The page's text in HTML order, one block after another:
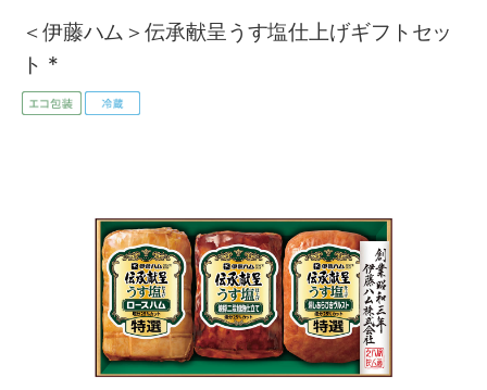
＜伊藤ハム＞伝承献呈うす塩仕上げギフトセッ
ト *